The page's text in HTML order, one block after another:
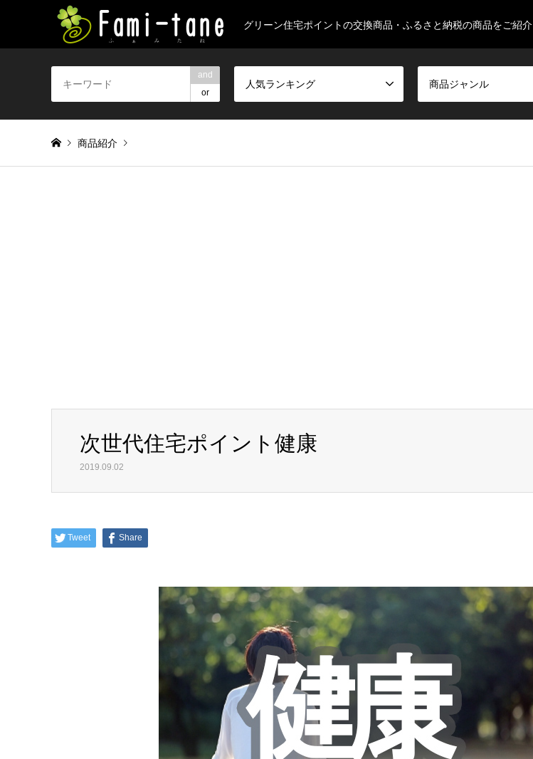
グリーン住宅ポイントの交換商品・ふるさと納税の商品をご紹介
and
or
人気ランキング 商品ジャンル
商品紹介
次世代住宅ポイント健康
2019.09.02
Tweet Share